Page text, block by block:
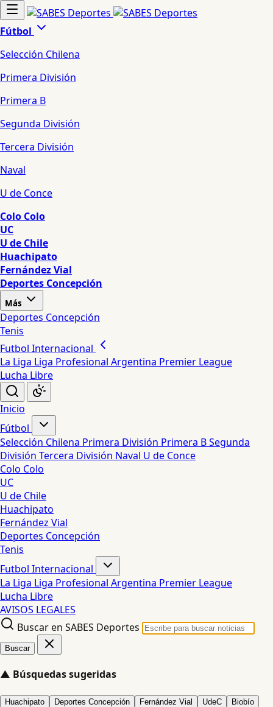
Fútbol
Selección Chilena
Primera División
Primera B
Segunda División
Tercera División
Naval
U de Conce
Colo Colo
UC
U de Chile
Huachipato
Fernández Vial
Deportes Concepción
Más
Deportes Concepción
Tenis
Futbol Internacional
La Liga Liga Profesional Argentina Premier League
Lucha Libre
Inicio
Fútbol
Selección Chilena Primera División Primera BSegunda
División Tercera División Naval U de Conce
Colo Colo
UC
U de Chile
Huachipato
Fernández Vial
Deportes Concepción
Tenis
Futbol Internacional
La Liga Liga Profesional Argentina Premier League
Lucha Libre
AVISOS LEGALES
Buscar en SABES Deportes
Buscar
▲ Búsquedas sugeridas
Huachipato Deportes Concepción Fernández Vial UdeC Biobío